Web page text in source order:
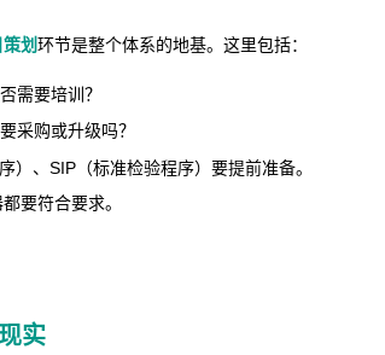
划环节是整个体系的地基。这里包括：
需要培训？
采购或升级吗？
）、SIP（标准检验程序）要提前准备。
要符合要求。
实